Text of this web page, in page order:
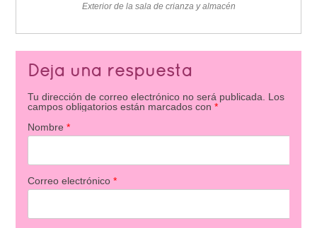
Exterior de la sala de crianza y almacén
Deja una respuesta
Tu dirección de correo electrónico no será publicada.
Los
campos obligatorios están marcados con *
Nombre *
Correo electrónico *